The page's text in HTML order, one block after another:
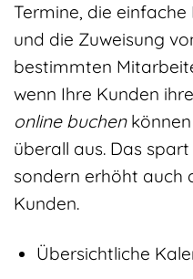
Termine, die einfache
und die Zuweisung
bestimmten
wenn Ihre Kunden
online buchenkönnen
überall aus. Das
sondern erhöht auch
Kunden.
Übersichtliche